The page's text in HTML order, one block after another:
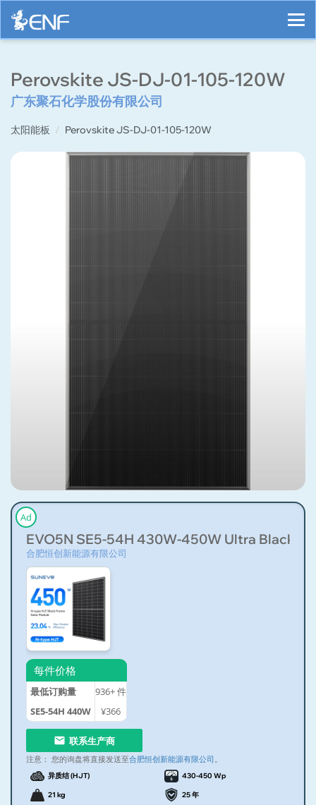
Perovskite JS-DJ-01-105-120W
广东聚石化学股份有限公司
太阳能板 Perovskite JS-DJ-01-105-120W
Ad
EVO5N SE5-54H 430W-450W Ultra Black/
合肥恒创新能源有限公司
每件价格
最低订购量 936+件
SE5-54H 440W
¥366
联系生产商
注意： 您的询盘将直接发送至合肥恒创新能源有限公司 。
异质结 (HJT) 430-450 Wp
21 kg 25 年